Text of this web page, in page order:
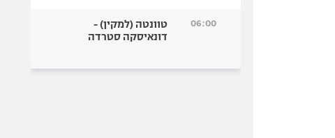
06:00
טוונטה (למקין) -
דונאיסקה סטרדה